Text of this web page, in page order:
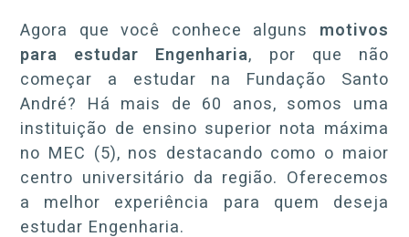
Agora que você conhece alguns motivos
para estudar Engenharia, por que não
começar a estudar na Fundação Santo
André? Há mais de 60 anos, somos uma
instituição de ensino superior nota máxima
no MEC (5), nos destacando como o maior
centro universitário da região. Oferecemos
a melhor experiência para quem deseja
estudar Engenharia.